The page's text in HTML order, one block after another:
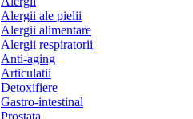
Alergii ale pielii
Alergii alimentare
Alergii respiratorii
Anti-aging
Articulatii
Detoxifiere
Gastro-intestinal
Prostata